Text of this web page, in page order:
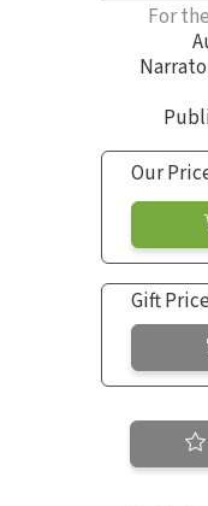
For
Our
Gift